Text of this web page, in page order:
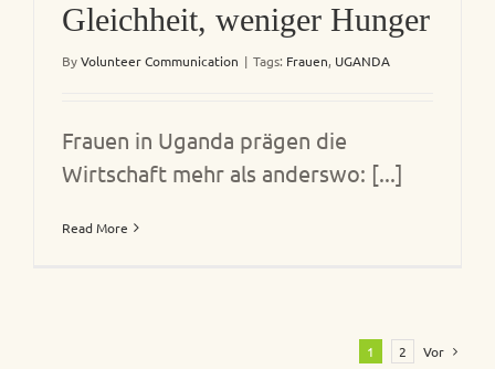
Gleichheit, weniger Hunger
ByVolunteer Communication | Tags: Frauen, UGANDA
Frauen in Uganda prägen die
Wirtschaft mehr als anderswo: [...]
Read More
1 2 Vor